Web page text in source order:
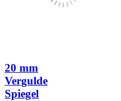
20 mm
Vergulde
Spiegel